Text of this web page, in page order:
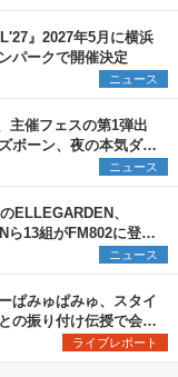
』2027年5月に横浜
パークで開催決定
ニュース
主催フェスの第1弾出
ボーン、夜の本気ダン
MVも公開に
ニュース
ELLEGARDEN、
13組がFM802に登
身の1曲”をセレクト
ニュース
ぱみゅぱみゅ、スタイ
の振り付け伝授で会場
＞
ライブレポート